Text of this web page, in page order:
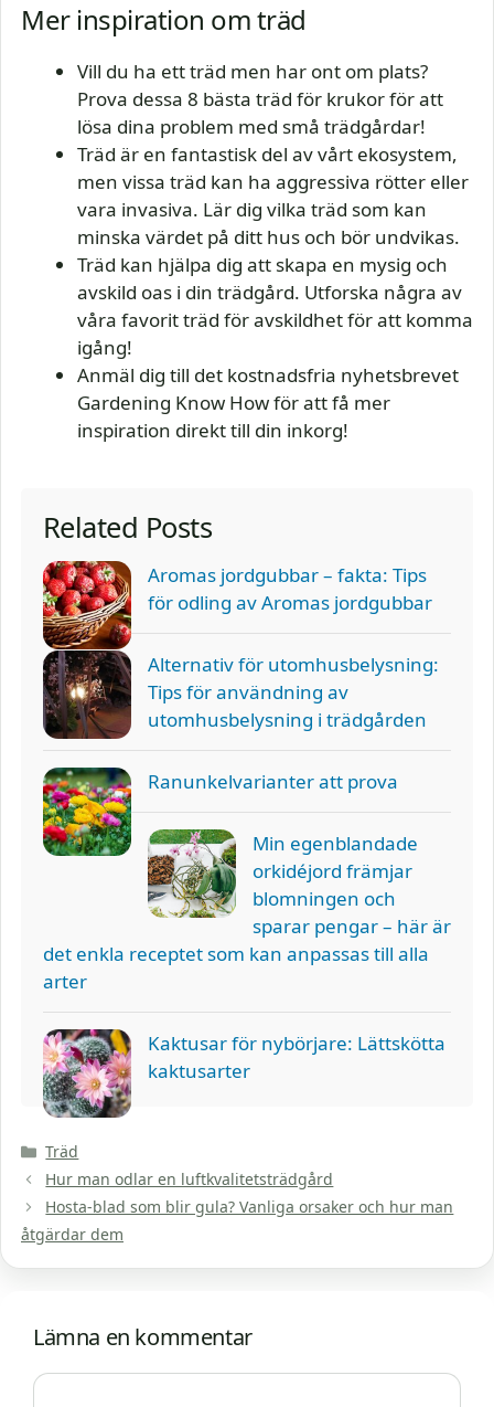
Mer inspiration om träd
Vill du ha ett träd men har ont om plats?
Prova dessa 8 bästa träd för krukor för att
lösa dina problem med små trädgårdar!
Träd är en fantastisk del av vårt ekosystem,
men vissa träd kan ha aggressiva rötter eller
vara invasiva. Lär dig vilka träd som kan
minska värdet på ditt hus och bör undvikas.
Träd kan hjälpa dig att skapa en mysig och
avskild oas i din trädgård. Utforska några av
våra favorit träd för avskildhet för att komma
igång!
Anmäl dig till det kostnadsfria nyhetsbrevet
Gardening Know How för att få mer
inspiration direkt till din inkorg!
Related Posts
Aromas jordgubbar – fakta: Tips
för odling av Aromas jordgubbar
Alternativ för utomhusbelysning:
Tips för användning av
utomhusbelysning i trädgården
Ranunkelvarianter att prova
Min egenblandade
orkidéjord främjar
blomningen och
sparar pengar – här är
det enkla receptet som kan anpassas till alla
arter
Kaktusar för nybörjare: Lättskötta
kaktusarter
Kategorier
Träd
Hur man odlar en luftkvalitetsträdgård
Hosta-blad som blir gula? Vanliga orsaker och hur man
åtgärdar dem
Lämna en kommentar
Kommentar